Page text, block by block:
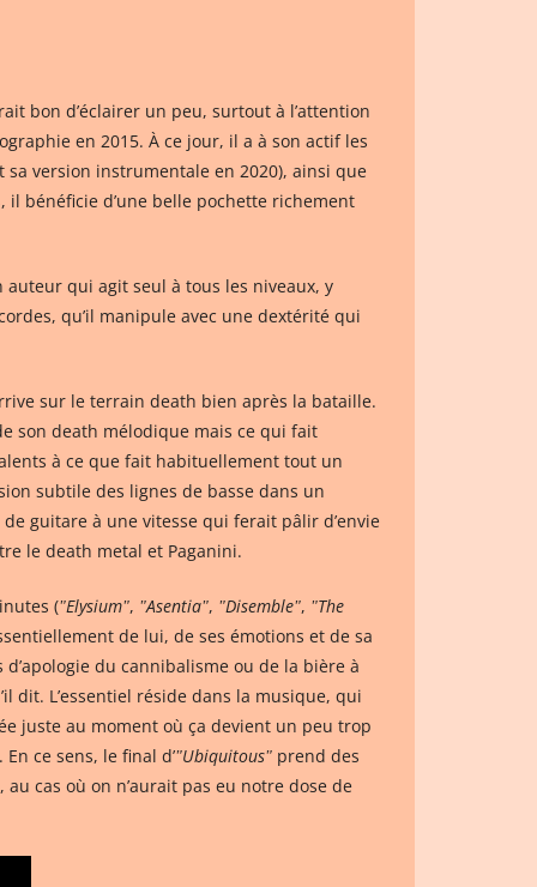
bon d’éclairer un peu, surtout à l’attention
en 2015. À ce jour, il a à son actif les
sa version instrumentale en 2020), ainsi que
bénéficie d’une belle pochette richement
qui agit seul à tous les niveaux, y
qu’il manipule avec une dextérité qui
sur le terrain death bien après la bataille.
son death mélodique mais ce qui fait
à ce que fait habituellement tout un
subtile des lignes de basse dans un
guitare à une vitesse qui ferait pâlir d’envie
le death metal et Paganini.
(ʺElysiumʺ, ʺAsentiaʺ, ʺDisembleʺ, ʺThe
de lui, de ses émotions et de sa
du cannibalisme ou de la bière à
dit. L’essentiel réside dans la musique, qui
juste au moment où ça devient un peu trop
ce sens, le final d’ʺUbiquitousʺ prend des
au cas où on n’aurait pas eu notre dose de